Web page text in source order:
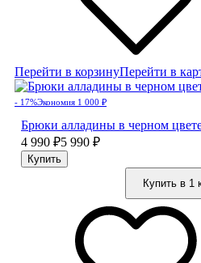
Перейти в корзинуПерейти в
- 17%Экономия 1 000 ₽
Брюки алладины в черном
4 990 ₽5 990 ₽
Купить в 1